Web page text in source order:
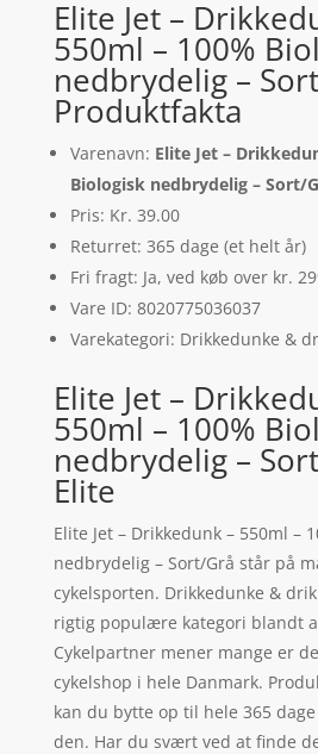
Elite Jet –
550ml – 100%
nedbrydelig –
Produktfakta
Varenavn: Elite Jet –
Biologisk nedbrydelig – Sort/
Pris: Kr. 39.00
Returret: 365 dage (et helt år)
Fri fragt: Ja, ved køb over kr.
Vare ID: 8020775036037
Varekategori: Drikkedunke &
Elite Jet –
550ml – 100%
nedbrydelig –
Elite
Elite Jet – Drikkedunk – 550ml –
nedbrydelig – Sort/Grå står på
cykelsporten. Drikkedunke &
rigtig populære kategori blandt
Cykelpartner mener mange er
cykelshop i hele Danmark.
kan du bytte op til hele 365
den. Har du svært ved at finde